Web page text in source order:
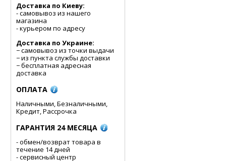
Доставка по Киеву:
- cамовывоз из нашего
магазина
- курьером по адресу
Доставка по Украине:
− самовывоз из точки выдачи
− из пункта службы доставки
− бесплатная адресная
доставка
ОПЛАТА
Наличными, Безналичными,
Кредит, Рассрочка
ГАРАНТИЯ 24 МЕСЯЦА
- обмен/возврат товара в
течение 14 дней
- сервисный центр